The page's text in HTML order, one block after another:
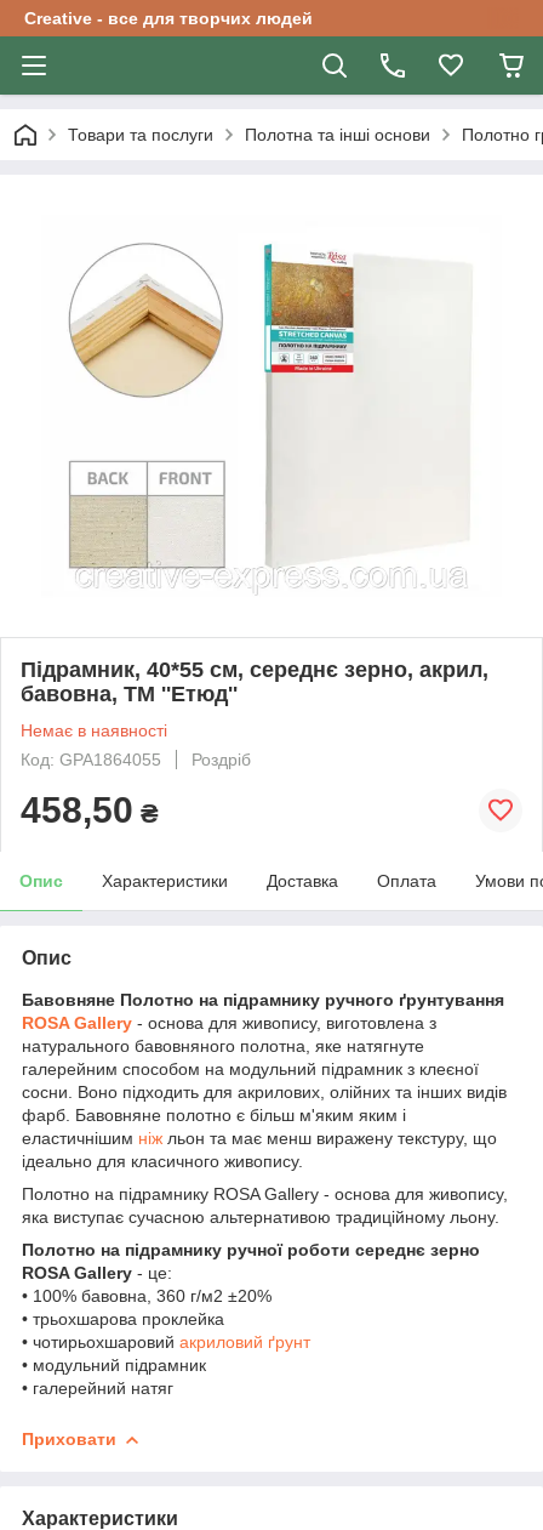
Creative - все для творчих людей
Товари та послуги Полотна та інші основи Полотно
Підрамник, 40*55 см, середнє зерно, акрил,
бавовна, ТМ ''Етюд''
Немає в наявності
Код: GPA1864055
Роздріб
458,50 ₴
Опис Характеристики Доставка Оплата Умови
Опис
Бавовняне Полотно на підрамнику ручного ґрунтування
ROSA Gallery - основа для живопису, виготовлена з
натурального бавовняного полотна, яке натягнуте
галерейним способом на модульний підрамник з клеєної
сосни. Воно підходить для акрилових, олійних та інших видів
фарб. Бавовняне полотно є більш м'яким яким і
еластичнішим ніж льон та має менш виражену текстуру, що
ідеально для класичного живопису.
Полотно на підрамнику ROSA Gallery - основа для живопису,
яка виступає сучасною альтернативою традиційному льону.
Полотно на підрамнику ручної роботи середнє зерно
ROSA Gallery - це:
• 100% бавовна, 360 г/м2 ±20%
• трьохшарова проклейка
• чотирьохшаровий акриловий ґрунт
• модульний підрамник
• галерейний натяг
Приховати
Характеристики